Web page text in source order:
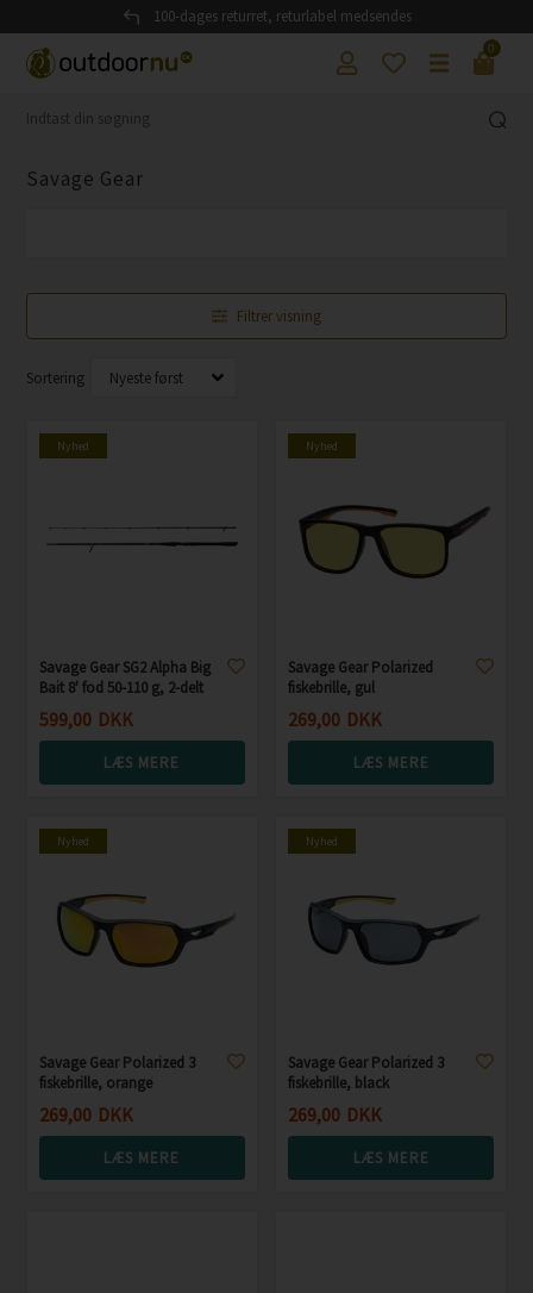
100-dages returret, returlabel medsendes
0
Savage Gear
Filtrer visning
Sortering
Nyhed
Savage Gear SG2 Alpha Big
Bait 8' fod 50-110 g, 2-delt
599,00 DKK
LÆS MERE
Nyhed
Savage Gear Polarized
fiskebrille, gul
269,00 DKK
LÆS MERE
Nyhed
Savage Gear Polarized 3
fiskebrille, orange
269,00 DKK
LÆS MERE
Nyhed
Savage Gear Polarized 3
fiskebrille, black
269,00 DKK
LÆS MERE